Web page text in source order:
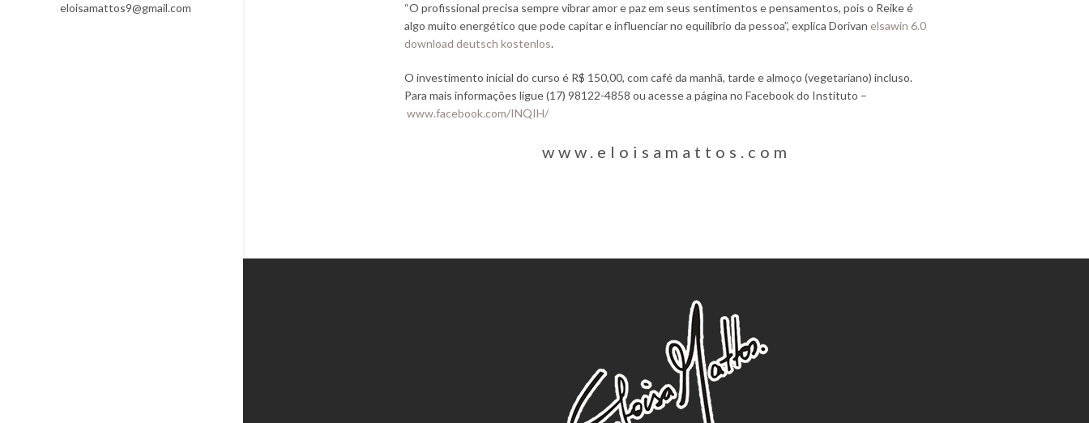
eloisamattos9@gmail.com
“O profissional precisa sempre vibrar amor e paz em seus sentimentos e pensamentos, pois o Reike é
algo muito energético que pode capitar e influenciar no equilíbrio da pessoa”, explica Dorivan elsawin 6.0
download deutsch kostenlos.
O investimento inicial do curso é R$ 150,00, com café da manhã, tarde e almoço (vegetariano) incluso.
Para mais informações ligue (17) 98122-4858 ou acesse a página no Facebook do Instituto –
www.facebook.com/INQIH/
www.eloisamattos.com